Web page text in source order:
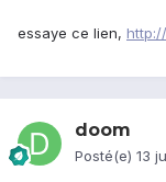
essaye ce lien,
doom
Posté(e) 13